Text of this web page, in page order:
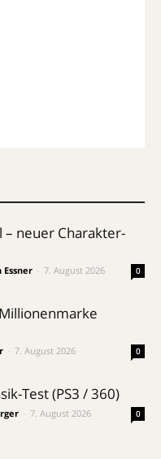
– neuer Charakter-
Essner 7. August 2026 0
7. August 2026 0
Test (PS3 / 360)
7. August 2026 0